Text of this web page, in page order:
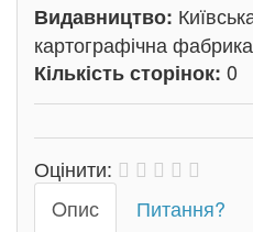
Видавництво:
картографічна фабрика
Кількість сторінок: 0
Оцінити:
Oпис
Питання?